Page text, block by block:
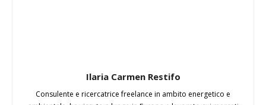
Ilaria Carmen Restifo
Consulente e ricercatrice freelance in ambito energetico e